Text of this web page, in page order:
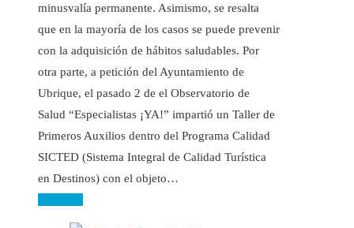
minusvalía permanente. Asimismo, se resalta
que en la mayoría de los casos se puede prevenir
con la adquisición de hábitos saludables. Por
otra parte, a petición del Ayuntamiento de
Ubrique, el pasado 2 de el Observatorio de
Salud “Especialistas ¡YA!” impartió un Taller de
Primeros Auxilios dentro del Programa Calidad
SICTED (Sistema Integral de Calidad Turística
en Destinos) con el objeto…